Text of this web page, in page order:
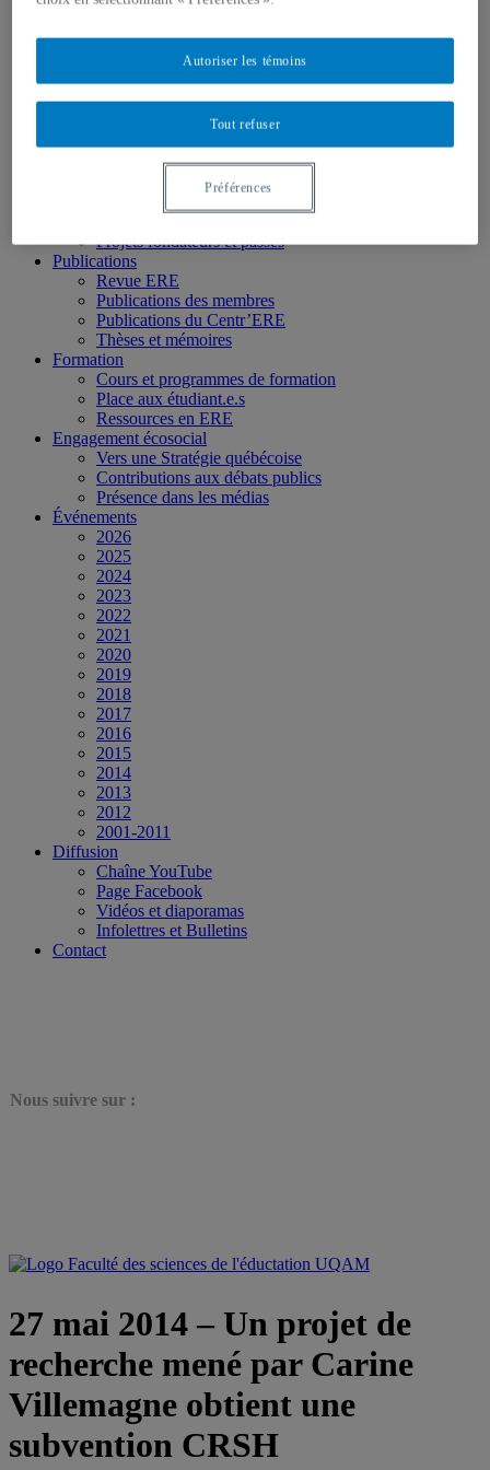
Chercheur.e.s associé.e.s
Étudiant.e.s
Partenaires
Personnel
Activités socio-scientifiques
Axes de recherche
2) Prismes socioculturels
3) Art et créativité
Projets fondateurs et passés
Publications
Revue ERE
Publications des membres
Publications du Centr’ERE
Thèses et mémoires
Formation
Cours et programmes de formation
Place aux étudiant.e.s
Ressources en ERE
Engagement écosocial
Vers une Stratégie québécoise
Contributions aux débats publics
Présence dans les médias
Événements
2026
2025
2024
2023
2022
2021
2020
2019
2018
2017
2016
2015
2014
2013
2012
2001-2011
Diffusion
Chaîne YouTube
Page Facebook
Vidéos et diaporamas
Infolettres et Bulletins
Contact
Nous suivre sur :
27 mai 2014 – Un projet de
recherche mené par Carine
Villemagne obtient une
subvention CRSH
Tout refuser
Autoriser les témoins
Préférences